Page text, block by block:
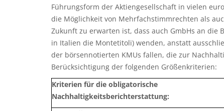
Führungsform der Aktiengesellschaft in vielen
die Möglichkeit von Mehrfachstimmrechten als
Zukunft zu erwarten ist, dass auch GmbHs an die
in Italien die Montetitoli) wenden, anstatt
der börsennotierten KMUs fallen, die zur
Berücksichtigung der folgenden Größenkriterien:
Kriterien für die obligatorische
Nachhaltigkeitsberichterstattung: